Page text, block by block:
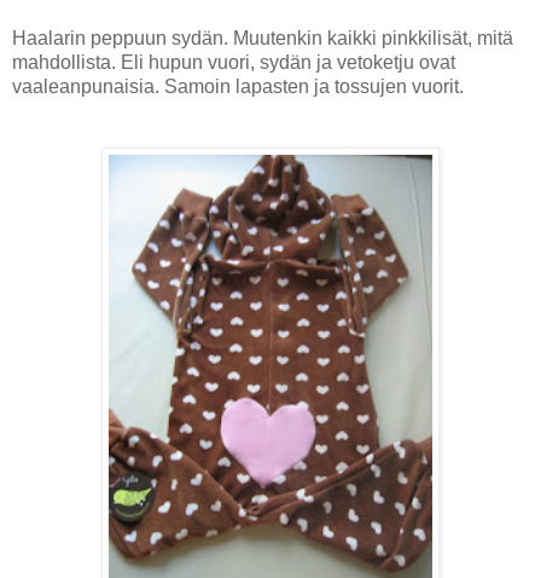
Haalarin peppuun sydän. Muutenkin kaikki pinkkilisät, mitä
mahdollista. Eli hupun vuori, sydän ja vetoketju ovat
vaaleanpunaisia. Samoin lapasten ja tossujen vuorit.